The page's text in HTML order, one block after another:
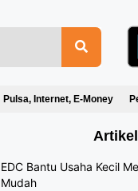
Pulsa, Internet, E-Money
EDC Bantu Usaha Kecil
Mudah